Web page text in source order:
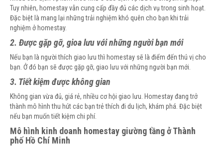
Tuy nhiên, homestay vẫn cung cấp đầy đủ các dịch vụ trong sinh hoạt.
Đặc biệt là mang lại những trải nghiệm khó quên cho bạn khi trải
nghiệm ở homestay.
2. Được gặp gỡ, gioa lưu với những người bạn mới
Nếu bạn là người thích giao lưu thì homestay sẽ là điểm đến thú vị cho
bạn. Ở đó bạn sẽ được gặp gỡ, giao lưu với những người bạn mới.
3. Tiết kiệm được không gian
Không gian vừa đủ, giá rẻ, nhiều cơ hội giao lưu. Homestay đang trở
thành mô hình thu hút các bạn trẻ thích đi du lịch, khám phá. Đặc biệt
nếu bạn muốn tiết kiệm chi phí.
Mô hình kinh doanh homestay giường tầng ở Thành
phố Hồ Chí Minh